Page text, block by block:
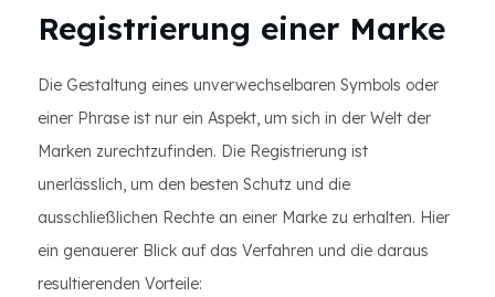
Registrierung einer Marke
Die Gestaltung eines unverwechselbaren Symbols oder
einer Phrase ist nur ein Aspekt, um sich in der Welt der
Marken zurechtzufinden. Die Registrierung ist
unerlässlich, um den besten Schutz und die
ausschließlichen Rechte an einer Marke zu erhalten. Hier
ein genauerer Blick auf das Verfahren und die daraus
resultierenden Vorteile: